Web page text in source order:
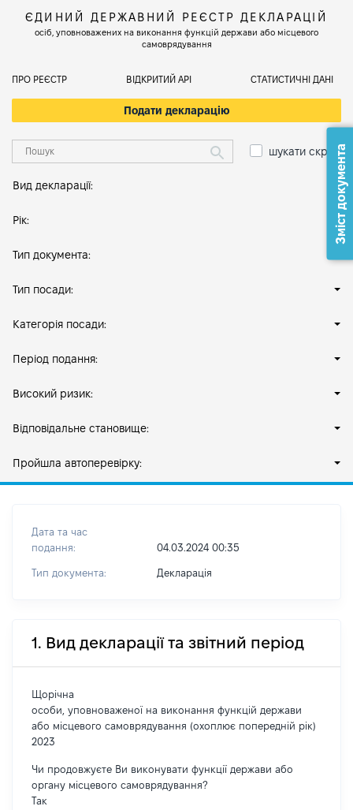
ЄДИНИЙ ДЕРЖАВНИЙ РЕЄСТР ДЕКЛАРАЦІЙ
осіб, уповноважених на виконання функцій держави або місцевого
самоврядування
ПРО РЕЄСТР ВІДКРИТИЙ АРІ СТАТИСТИЧНІ ДАНІ
Подати декларацію
шукати скрізь
Вид декларації:
Рік:
Тип документа:
Тип посади:
Категорія посади:
Період подання:
Високий ризик:
Відповідальне становище:
Пройшла автоперевірку:
Дата та час
подання:
04.03.2024 00:35
Тип документа: Декларація
1. Вид декларації та звітний період
Щорічна
особи, уповноваженої на виконання функцій держави
або місцевого самоврядування (охоплює попередній рік)
2023
Чи продовжуєте Ви виконувати функції держави або
органу місцевого самоврядування?
Так
Зміст документа